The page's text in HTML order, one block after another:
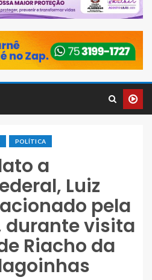
POLÍTICA
a
Luiz
pela
durante visita
Riacho da